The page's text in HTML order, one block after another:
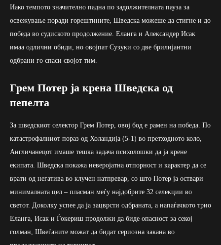
Иако темпото значително падна по задолжителната пауза за
освежување поради горештините, Шведска можеше да стигне и до
победа во судиското продолжение. Еланга и Александер Исак
имаа одлични обиди, но овојпат Сузуки со две брилијантни
одбрани го спаси својот тим.
Грем Потер ја крена Шведска од
пепелта
За шведскиот селектор Грем Потер, овој бод е рамен на победа. По
катастрофалниот пораз од Холандија (5-1) во претходното коло,
Англичанецот имаше тешка задача психолошки да ја крене
екипата. Шведска покажа неверојатна отпорност и карактер да се
врати од негатива во клучен натпревар, со што Потер ја оствари
минималната цел – пласман меѓу најдобрите 32 селекции во
светот. Доколку успее да ја зацврсти одбраната, а напаѓачкото трио
Еланга, Исак и Ѓокериш продолжи да биде опасност за секој
голман, Швеѓаните можат да бидат сериозна закана во